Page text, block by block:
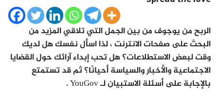
الربح من يوجوف من بين الجمل التي تلاقي المزيد من
البحث على صفحات الانترنت ، لذا اسأل نفسك هل لديك
وقت لبعض الاستطلاعات؟ هل تحب إبداء آرائك حول القضايا
الاجتماعية والأخبار والسياسة أحيانًا؟ ثم قد تستمتع
بالإجابة على أسئلة الاستبيان لـ YouGov .